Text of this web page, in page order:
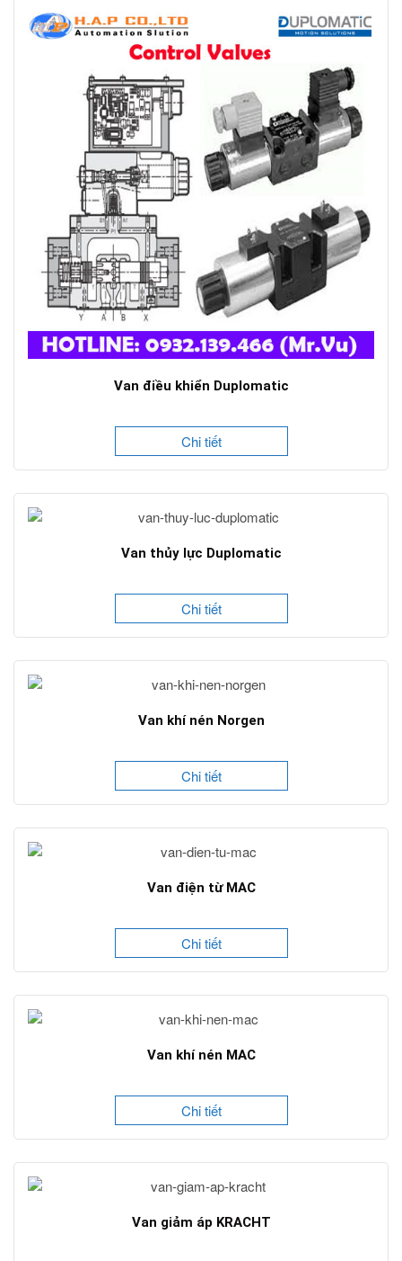
Van điều khiển Duplomatic
Chi tiết
Van thủy lực Duplomatic
Chi tiết
Van khí nén Norgen
Chi tiết
Van điện từ MAC
Chi tiết
Van khí nén MAC
Chi tiết
Van giảm áp KRACHT